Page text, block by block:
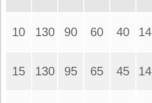
10 130 90 60 40 14
15 130 95 65 45 14